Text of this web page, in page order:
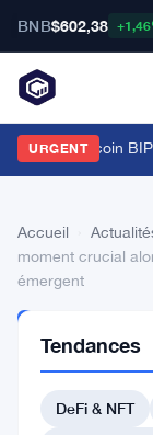
BNB$602,38
URGENT
fourche bitcoin
Accueil
moment crucial
émergent
DES
ALTCOINS
Shiba
Tendances
DeFi & NFT